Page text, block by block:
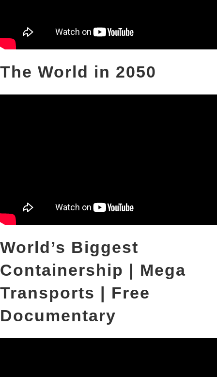
The World in 2050
World’s Biggest
Containership | Mega
Transports | Free
Documentary